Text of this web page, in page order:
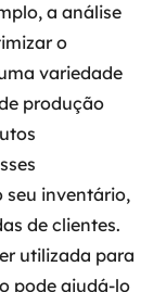
a análise
o
variedade
produção
seu inventário,
de clientes.
utilizada para
pode ajudá-lo